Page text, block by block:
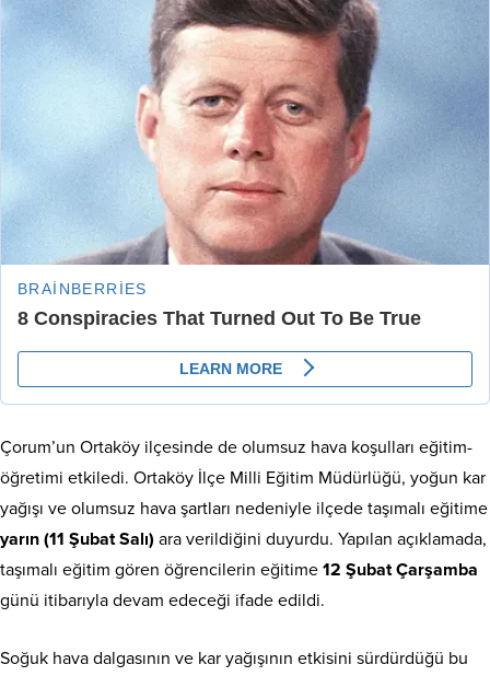
Çorum’un Ortaköy ilçesinde de olumsuz hava koşulları eğitim-
öğretimi etkiledi. Ortaköy İlçe Milli Eğitim Müdürlüğü, yoğun kar
yağışı ve olumsuz hava şartları nedeniyle ilçede taşımalı eğitime
yarın (11 Şubat Salı) ara verildiğini duyurdu. Yapılan açıklamada,
taşımalı eğitim gören öğrencilerin eğitime 12 Şubat Çarşamba
günü itibarıyla devam edeceği ifade edildi.
Soğuk hava dalgasının ve kar yağışının etkisini sürdürdüğü bu